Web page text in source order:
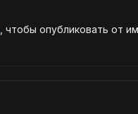
, чтобы опубликовать от